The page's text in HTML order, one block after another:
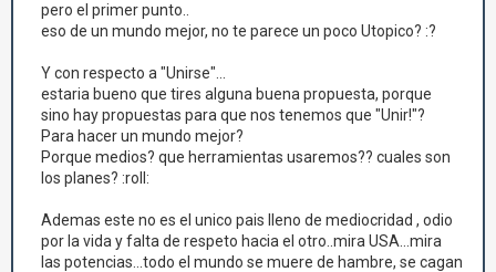
pero el primer punto..
eso de un mundo mejor, no te parece un poco Utopico? :?
Y con respecto a "Unirse"...
estaria bueno que tires alguna buena propuesta, porque
sino hay propuestas para que nos tenemos que "Unir!"?
Para hacer un mundo mejor?
Porque medios? que herramientas usaremos?? cuales son
los planes? :roll:
Ademas este no es el unico pais lleno de mediocridad , odio
por la vida y falta de respeto hacia el otro..mira USA...mira
las potencias...todo el mundo se muere de hambre, se cagan